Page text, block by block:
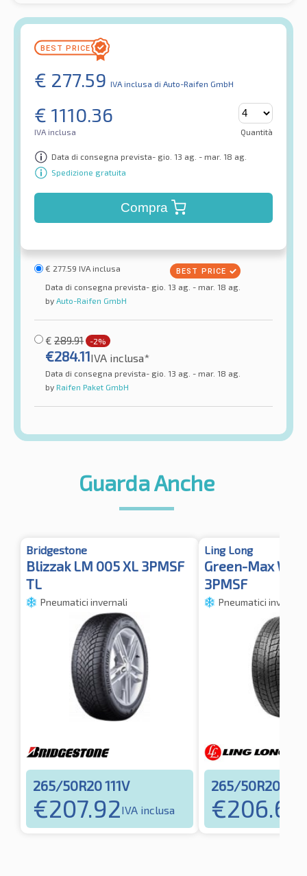
€ 277.59 IVA inclusa di Auto-Raifen GmbH
€ 1110.36
IVA inclusa Quantità
Data di consegna prevista- gio. 13 ag. - mar. 18 ag.
Spedizione gratuita
Compra
€ 277.59 IVA inclusa
Data di consegna prevista- gio. 13 ag. - mar. 18 ag.
by Auto-Raifen GmbH
€ 289.91 -2%
€284.11IVA inclusa*
Data di consegna prevista- gio. 13 ag. - mar. 18 ag.
by Raifen Paket GmbH
Guarda Anche
Bridgestone
Blizzak LM 005 XL 3PMSF
TL
Pneumatici invernali
265/50R20 111V
€207.92IVA inclusa
Ling Long
Green-Max
3PMSF
Pneumatici invernali
265/50R20
€206.62